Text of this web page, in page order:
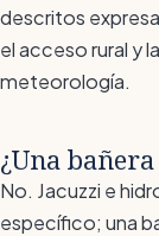
descritos
el acceso rural y
meteorología.
¿Una
No. Jacuzzi e
específico; una